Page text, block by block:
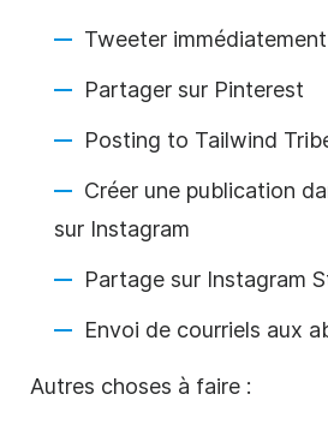
Tweeter
Partager sur Pinterest
Posting to Tailwind
Créer une publication
sur Instagram
Partage sur Instagram
Envoi de courriels aux
Autres choses à faire :